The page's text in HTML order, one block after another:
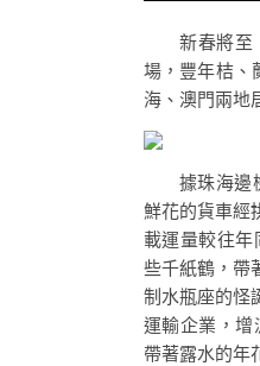
新春將至
場，豐年桔、
海、澳門兩地
據珠海邊
鮮花的貨車經
載運量較往
些千紙鶴，帶
制水瓶座的怪
運輸企業，增
帶著露水的年